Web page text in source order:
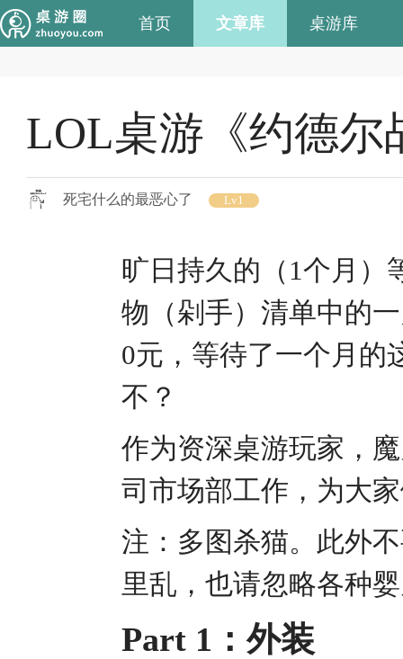
首页 文章库 桌游库
LOL桌游《约德尔
死宅什么的最恶心了 Lv1
旷日持久的（1个月）
物（剁手）清单中的
0元，等待了一个月的
不？
作为资深桌游玩家，
司市场部工作，为大
注：多图杀猫。此外
里乱，也请忽略各种
Part 1：外装